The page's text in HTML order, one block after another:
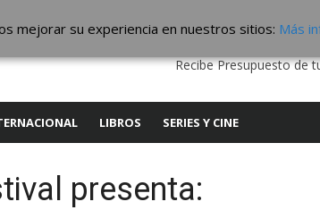
CONTACTO SERVICIOS EDITA TU
Recibe Presupuesto de
LIBROS SERIES Y CINE
presenta:
mejorar su experiencia en nuestros sitios: Más